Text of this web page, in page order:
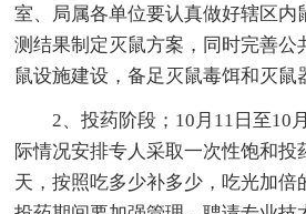
室、局属各单位要认真做好辖区内
测结果制定灭鼠方案，同时完善公
鼠设施建设，备足灭鼠毒饵和灭鼠
2、投药阶段；10月11日至10
际情况安排专人采取一次性饱和投
天，按照吃多少补多少，吃光加倍